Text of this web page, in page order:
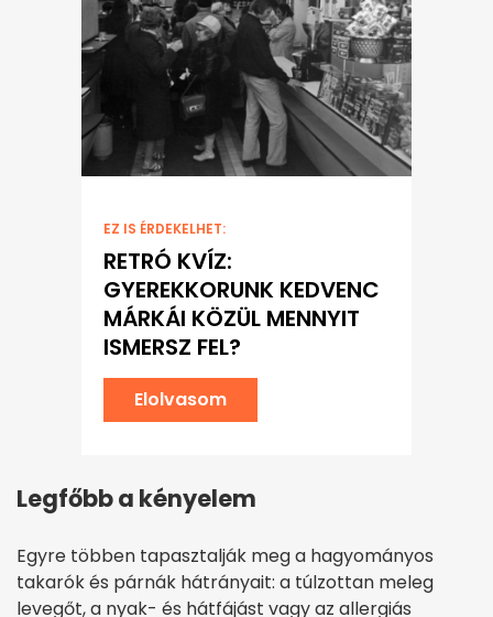
EZ IS ÉRDEKELHET:
RETRÓ KVÍZ:
GYEREKKORUNK KEDVENC
MÁRKÁI KÖZÜL MENNYIT
ISMERSZ FEL?
Elolvasom
Legfőbb a kényelem
Egyre többen tapasztalják meg a hagyományos
takarók és párnák hátrányait: a túlzottan meleg
levegőt, a nyak- és hátfájást vagy az allergiás